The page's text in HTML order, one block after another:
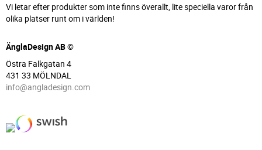
Vi letar efter produkter som inte finns överallt, lite speciella varor från
olika platser runt om i världen!
ÄnglaDesign AB ©
Östra Falkgatan 4
431 33 MÖLNDAL
info@angladesign.com